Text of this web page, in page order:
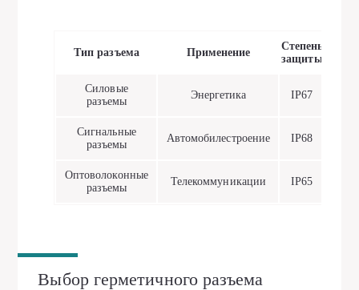
Тип разъема Применение
Степень
защиты
Силовые
разъемы
Энергетика IP67
Сигнальные
разъемы
Автомобилестроение IP68
Оптоволоконные
разъемы
Телекоммуникации IP65
Выбор герметичного разъема